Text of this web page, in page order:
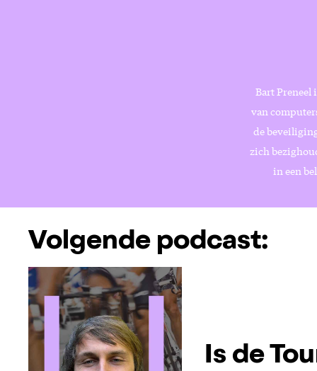
Bart Preneel
van
de
zich
in een
Volgende podcast:
Is de